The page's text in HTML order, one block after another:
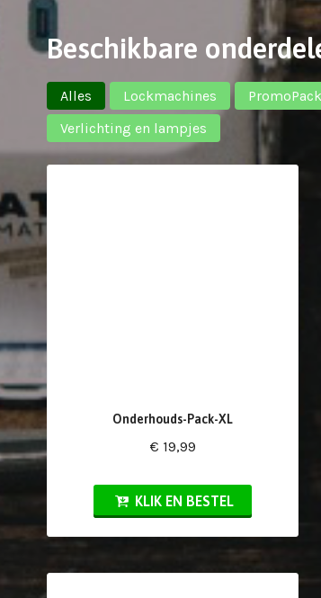
Beschikbare
Alles Lockmachines
Verlichting en lampjes
Onderhouds-Pack-XL
€ 19,99
KLIK EN BESTEL